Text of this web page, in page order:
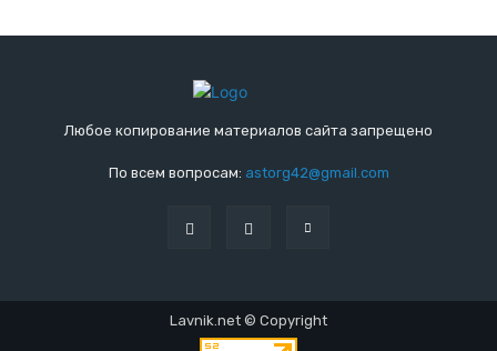
Любое копирование материалов сайта запрещено
По всем вопросам: astorg42@gmail.com
Lavnik.net © Copyright